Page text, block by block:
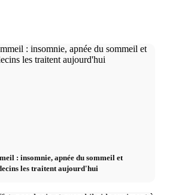
: insomnie, apnée du sommeil et
les traitent aujourd'hui